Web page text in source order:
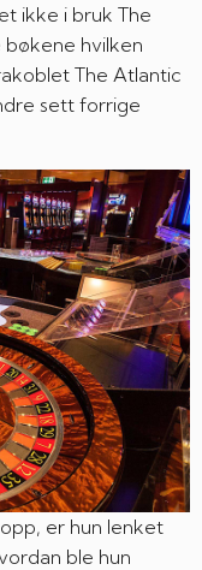
ikke i bruk The
hvilken
The Atlantic
sett forrige
er hun lenket
ble hun